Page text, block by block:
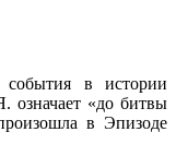
события в истории
означает «до битвы
в Эпизоде